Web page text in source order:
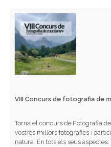
VIII Concurs de fotografia de
Torna el concurs de Fotografia
vostres millors fotografies i
natura. En tots els seus